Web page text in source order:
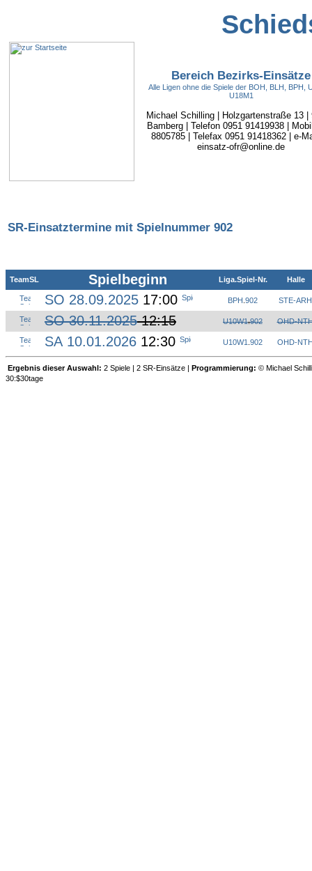
Bereich Bezirks-Einsätze
Alle Ligen ohne die Spiele der BOH, BLH, BPH,
U18M1
Michael Schilling | Holzgartenstraße 13 |
Bamberg | Telefon 0951 91419938 |
8805785 | Telefax 0951 91418362 | e-
einsatz-ofr@online.de
SR-Einsatztermine mit Spielnummer 902
TeamSL Spielbeginn Liga.Spiel-Nr. Halle
SO 28.09.2025 17:00 BPH 902 STE-ARH
SO 30.11.202512:15 U10W1.902 OHD-
SA 10.01.2026 12:30 U10W1 902 OHD-
Ergebnis dieser Auswahl: 2 Spiele | 2 SR-Einsätze | Programmierung: © Michael
30:$30tage